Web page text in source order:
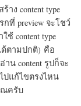
ง content type
ที่ preview จะโชว์
ใช้ content type
ด้ตามปกติ) คือ
น content รูปก็จะ
ปแก้ไขตรงไหน
ณครับ